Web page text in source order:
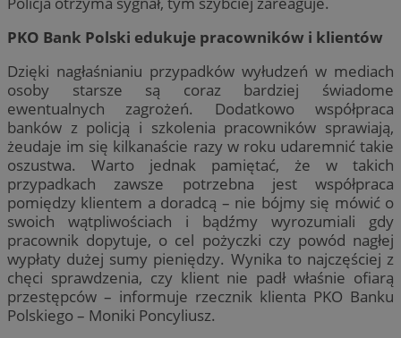
PKO Bank Polski edukuje pracowników i klientów
Dzięki nagłaśnianiu przypadków wyłudzeń w mediach
osoby starsze są coraz bardziej świadome
ewentualnych zagrożeń. Dodatkowo współpraca
banków z policją i szkolenia pracowników sprawiają,
żeudaje im się kilkanaście razy w roku udaremnić takie
oszustwa. Warto jednak pamiętać, że w takich
przypadkach zawsze potrzebna jest współpraca
pomiędzy klientem a doradcą – nie bójmy się mówić o
swoich wątpliwościach i bądźmy wyrozumiali gdy
pracownik dopytuje, o cel pożyczki czy powód nagłej
wypłaty dużej sumy pieniędzy. Wynika to najczęściej z
chęci sprawdzenia, czy klient nie padł właśnie ofiarą
przestępców – informuje rzecznik klienta PKO Banku
Polskiego – Moniki Poncyliusz.